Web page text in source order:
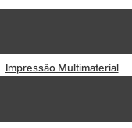
Impressão Multimaterial